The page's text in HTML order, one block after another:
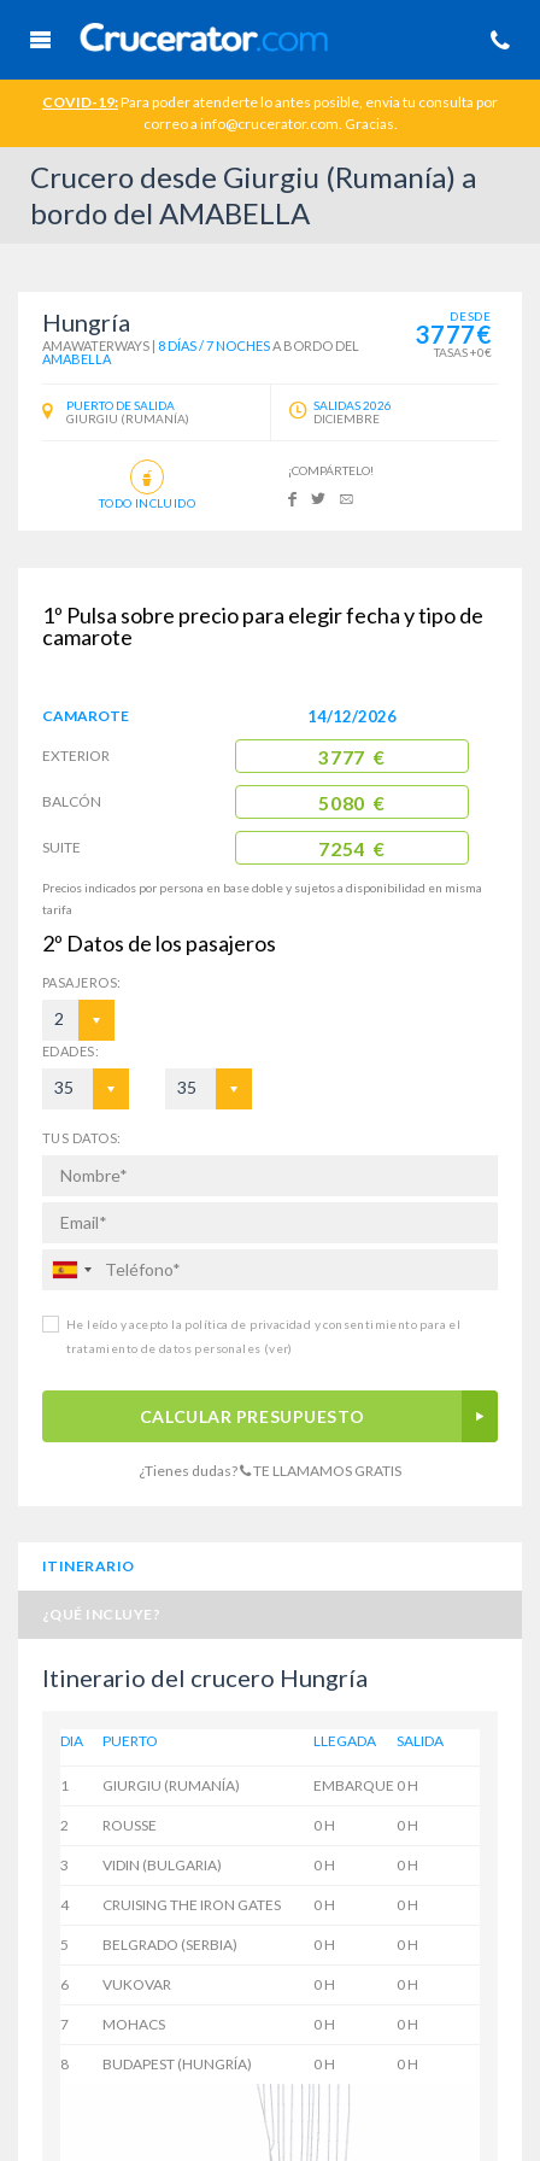
COVID-19:Para poder atenderte lo antes posible, envia tu consulta por
correo a info@crucerator.com. Gracias.
Crucero desde Giurgiu (Rumanía) a
bordo del AMABELLA
Hungría
AMAWATERWAYS | 8 DÍAS / 7 NOCHESA BORDO DEL
AMABELLA
DESDE
3777€
TASAS +0€
PUERTO DE SALIDA
GIURGIU (RUMANÍA)
SALIDAS 2026
DICIEMBRE
TODO INCLUIDO
¡COMPÁRTELO!
1º Pulsa sobre precio para elegir fecha y tipo de
camarote
CAMAROTE
EXTERIOR
BALCÓN
SUITE
14/12/2026
3777 €
5080 €
7254 €
Precios indicados por persona en base doble y sujetos a disponibilidad en misma
tarifa
2º Datos de los pasajeros
PASAJEROS:
2
EDADES:
35 35
TUS DATOS:
He leído y acepto la política de privacidad y consentimiento para el
tratamiento de datos personales (ver)
CALCULAR PRESUPUESTO
¿Tienes dudas? TE LLAMAMOS GRATIS
ITINERARIO
¿QUÉ INCLUYE?
Itinerario del crucero Hungría
DIA PUERTO LLEGADA SALIDA
1 GIURGIU (RUMANÍA) EMBARQUE 0 H
2 ROUSSE 0 H 0 H
3 VIDIN (BULGARIA) 0 H 0 H
4 CRUISING THE IRON GATES 0 H 0 H
5 BELGRADO (SERBIA) 0 H 0 H
6 VUKOVAR 0 H 0 H
7 MOHACS 0 H 0 H
8 BUDAPEST (HUNGRÍA) 0 H 0 H